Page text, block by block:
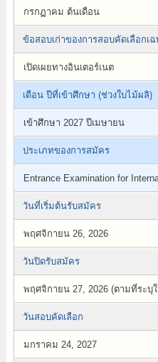
กรกฏาคม ต้นเดือน
ข้อสอบเก่าของการสอบคัดเลือกเ
เปิดเผยทางอินเตอร์เนต
เดือน ปีที่เข้าศึกษา (ช่วงใบไม้ผลิ)
เข้าศึกษา 2027 ปีเมษายน
ประเภทของการสมัคร
Entrance Examination for
วันที่เริ่มต้นรับสมัคร
พฤศจิกายน 26, 2026
วันปิดรับสมัคร
พฤศจิกายน 27, 2026 (ตามที่ระบุ
วันสอบคัดเลือก
มกราคม 24, 2027